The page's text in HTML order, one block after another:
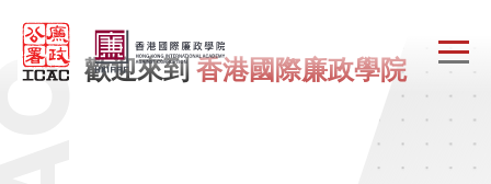
歡迎來到香港國際廉政學院